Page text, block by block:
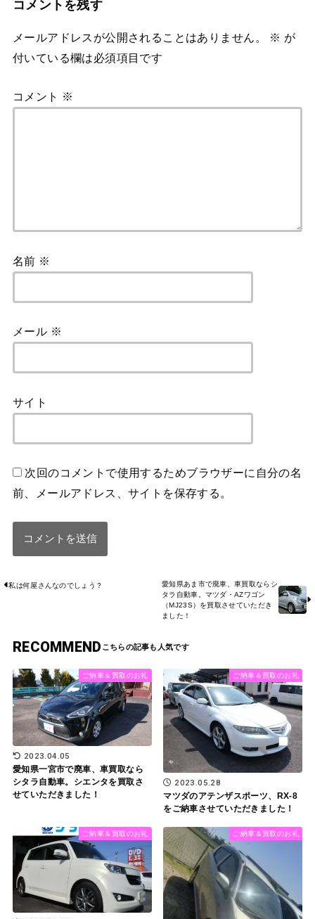
コメントを残す
メールアドレスが公開されることはありません。 ※ が
付いている欄は必須項目です
コメント ※
名前 ※
メール ※
サイト
次回のコメントで使用するためブラウザーに自分の名
前、メールアドレス、サイトを保存する。
私は何屋さんなのでしょう？
愛知県あま市で廃車、車買取ならシ
タラ自動車。マツダ・AZワゴン
（MJ23S）を買取させていただき
ました！
RECOMMEND
ご納車＆買取のお礼
2023.04.05
愛知県一宮市で廃車、車買取なら
シタラ自動車。シエンタを買取さ
せていただきました！
ご納車＆買取のお礼
2023.05.28
マツダのアテンザスポーツ、RX-8
をご納車させていただきました！
ご納車＆買取のお礼 ご納車＆買取のお礼